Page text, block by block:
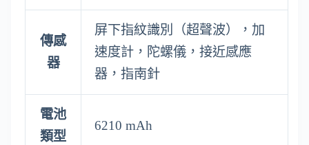
傳感
器
屏下指紋識別（超聲波），加
速度計，陀螺儀，接近感應
器，指南針
電池
類型
6210 mAh